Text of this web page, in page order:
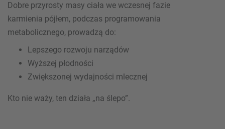
Dobre przyrosty masy ciała we wczesnej fazie
karmienia pójłem, podczas programowania
metabolicznego, prowadzą do:
Lepszego rozwoju narządów
Wyższej płodności
Zwiększonej wydajności mlecznej
Kto nie waży, ten działa „na ślepo”.